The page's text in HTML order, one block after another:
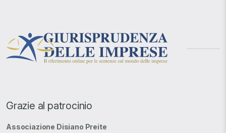
Grazie al patrocinio
Associazione Disiano Preite